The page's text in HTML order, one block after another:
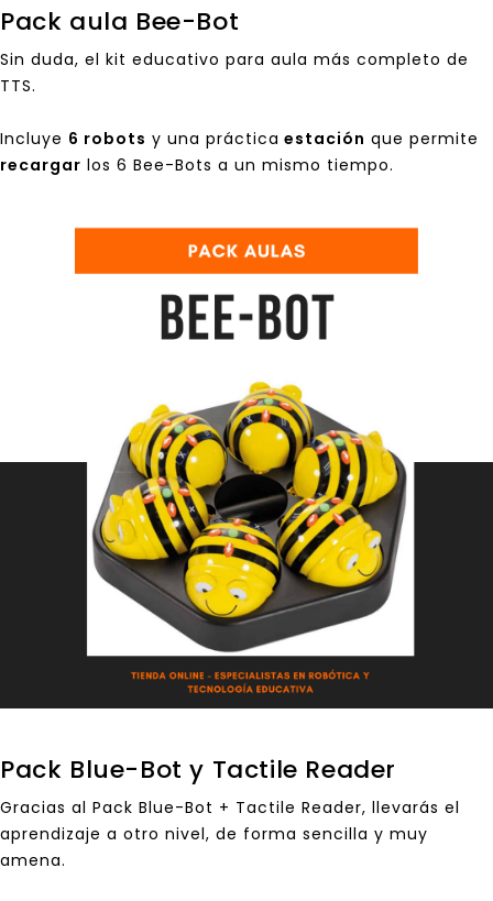
Pack aula Bee-Bot
Sin duda, el kit educativo para aula más completo de
TTS.
Incluye 6 robots y una práctica estación que permite
recargar los 6 Bee-Bots a un mismo tiempo.
Pack Blue-Bot y Tactile Reader
Gracias al Pack Blue-Bot + Tactile Reader, llevarás el
aprendizaje a otro nivel, de forma sencilla y muy
amena.